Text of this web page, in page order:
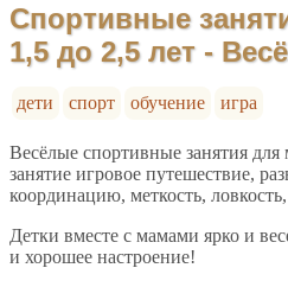
Спортивные
1,5 до 2,5 лет -
дети спорт обучение игра
Весёлые спортивные занятия
занятие игровое путешествие,
координацию, меткость,
Детки вместе с мамами ярко и
и хорошее настроение!